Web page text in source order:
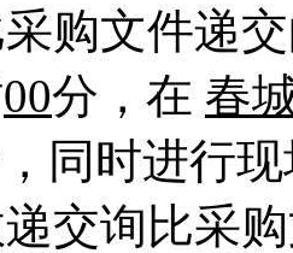
购文件递
00分， 在 春
同时进行
交询比采